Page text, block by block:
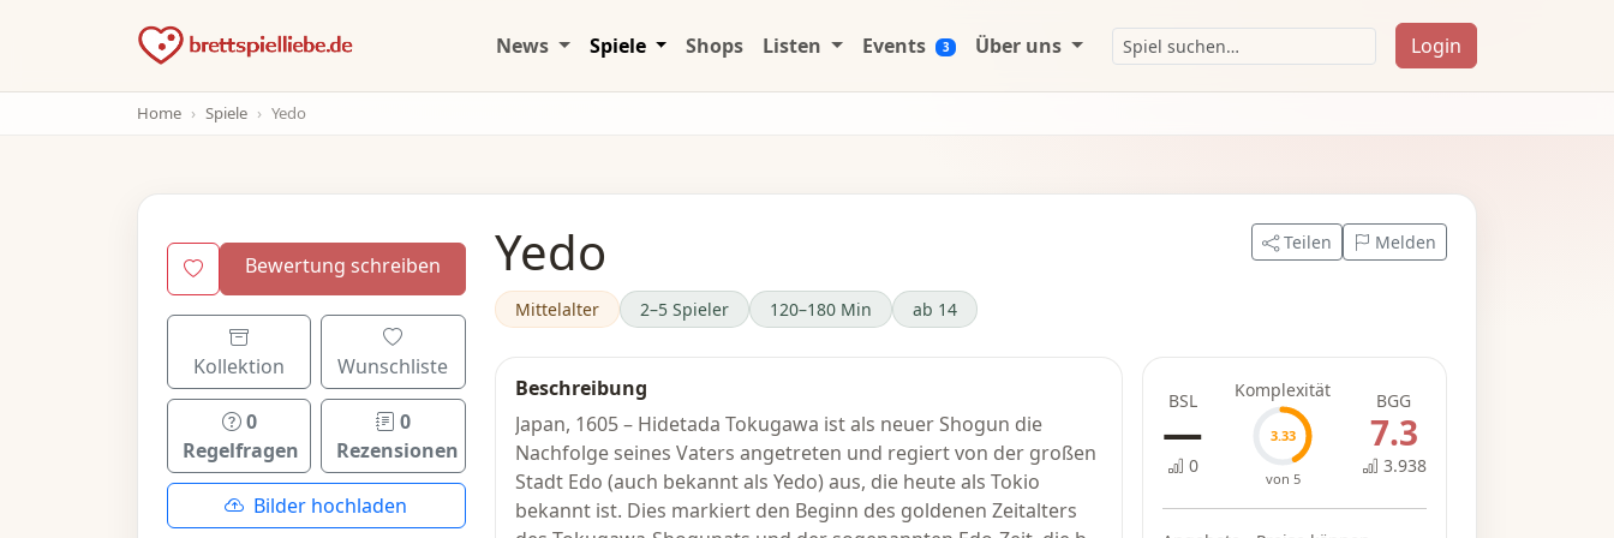
News Spiele Shops Listen Events 3 Über uns Login
Home Spiele Yedo
Bewertung schreiben
Kollektion Wunschliste
0
Regelfragen
0
Rezensionen
Bilder hochladen
Yedo
Mittelalter 2–5 Spieler 120–180 Min ab 14
Teilen Melden
Beschreibung
Japan, 1605 – Hidetada Tokugawa ist als neuer Shogun die
Nachfolge seines Vaters angetreten und regiert von der großen
Stadt Edo (auch bekannt als Yedo) aus, die heute als Tokio
bekannt ist. Dies markiert den Beginn des goldenen Zeitalters
BSL
—
0
Komplexität
3.33
von 5
BGG
7.3
3.938